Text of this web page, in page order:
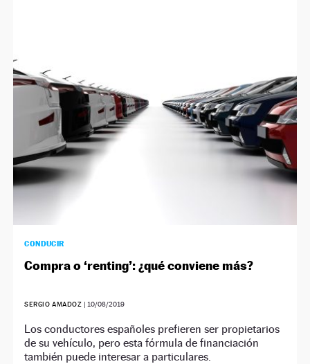
CONDUCIR
Compra o ‘renting’: ¿qué conviene más?
SERGIO AMADOZ | 10/08/2019
Los conductores españoles prefieren ser propietarios
de su vehículo, pero esta fórmula de financiación
también puede interesar a particulares.